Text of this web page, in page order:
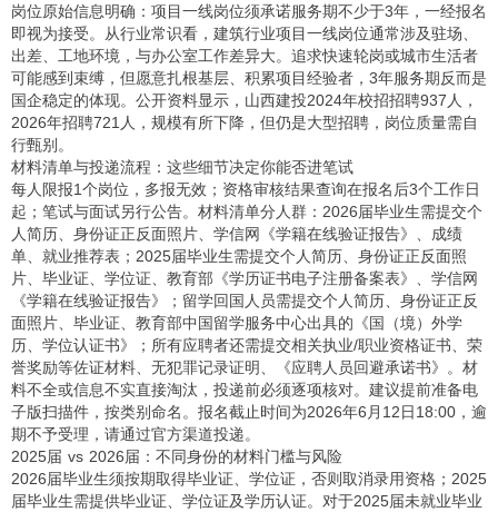
岗位原始信息明确：项目一线岗位须承诺服务期不少于3年，一经报名
即视为接受。从行业常识看，建筑行业项目一线岗位通常涉及驻场、
出差、工地环境，与办公室工作差异大。追求快速轮岗或城市生活者
可能感到束缚，但愿意扎根基层、积累项目经验者，3年服务期反而是
国企稳定的体现。公开资料显示，山西建投2024年校招招聘937人，
2026年招聘721人，规模有所下降，但仍是大型招聘，岗位质量需自
行甄别。
材料清单与投递流程：这些细节决定你能否进笔试
每人限报1个岗位，多报无效；资格审核结果查询在报名后3个工作日
起；笔试与面试另行公告。材料清单分人群：2026届毕业生需提交个
人简历、身份证正反面照片、学信网《学籍在线验证报告》、成绩
单、就业推荐表；2025届毕业生需提交个人简历、身份证正反面照
片、毕业证、学位证、教育部《学历证书电子注册备案表》、学信网
《学籍在线验证报告》；留学回国人员需提交个人简历、身份证正反
面照片、毕业证、教育部中国留学服务中心出具的《国（境）外学
历、学位认证书》；所有应聘者还需提交相关执业/职业资格证书、荣
誉奖励等佐证材料、无犯罪记录证明、《应聘人员回避承诺书》。材
料不全或信息不实直接淘汰，投递前必须逐项核对。建议提前准备电
子版扫描件，按类别命名。报名截止时间为2026年6月12日18:00，逾
期不予受理，请通过官方渠道投递。
2025届 vs 2026届：不同身份的材料门槛与风险
2026届毕业生须按期取得毕业证、学位证，否则取消录用资格；2025
届毕业生需提供毕业证、学位证及学历认证。对于2025届未就业毕业